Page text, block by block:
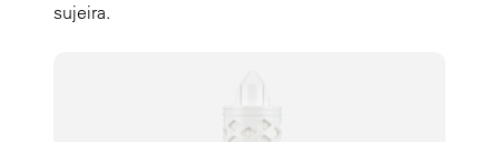
sujeira.